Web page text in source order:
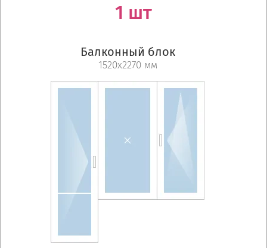
1 шт
Балконный блок
1520х2270 мм